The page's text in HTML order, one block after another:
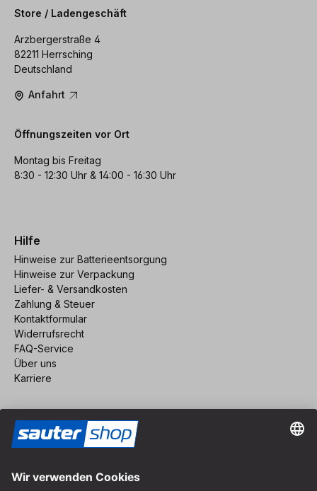
Store / Ladengeschäft
Arzbergerstraße 4
82211 Herrsching
Deutschland
Anfahrt
Öffnungszeiten vor Ort
Montag bis Freitag
8:30 - 12:30 Uhr & 14:00 - 16:30 Uhr
Hilfe
Hinweise zur Batterieentsorgung
Hinweise zur Verpackung
Liefer- & Versandkosten
Zahlung & Steuer
Kontaktformular
Widerrufsrecht
FAQ-Service
Über uns
Karriere